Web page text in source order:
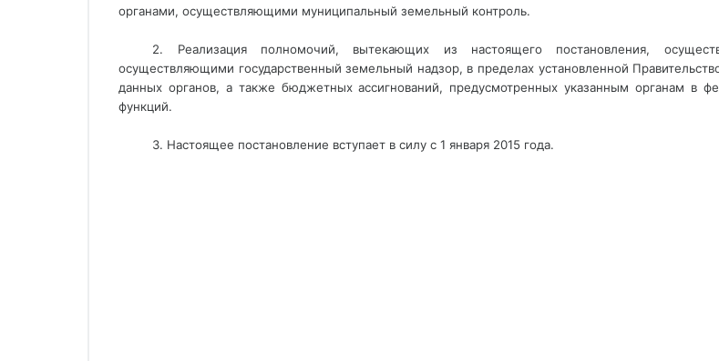
органами, осуществляющими муниципальный земельный контроль.
2. Реализация полномочий, вытекающих из настоящего постановления,
осуществляющими государственный земельный надзор, в пределах установленной
данных органов, а также бюджетных ассигнований, предусмотренных указанным органам в
функций.
3. Настоящее постановление вступает в силу с 1 января 2015 года.